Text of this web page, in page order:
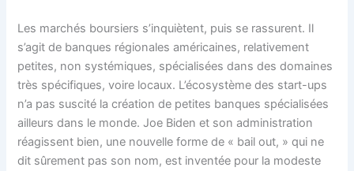
Les marchés boursiers s’inquiètent, puis se rassurent. Il
s’agit de banques régionales américaines, relativement
petites, non systémiques, spécialisées dans des domaines
très spécifiques, voire locaux. L’écosystème des start-ups
n’a pas suscité la création de petites banques spécialisées
ailleurs dans le monde. Joe Biden et son administration
réagissent bien, une nouvelle forme de « bail out, » qui ne
dit sûrement pas son nom, est inventée pour la modeste